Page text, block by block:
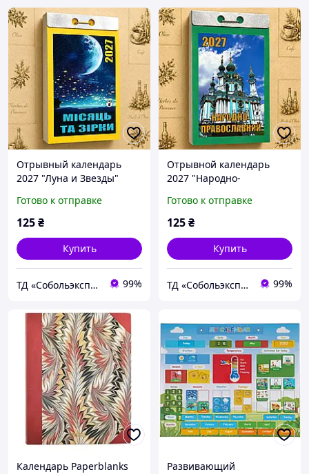
Отрывный календарь
2027 "Луна и Звезды"
украинский язык
Готово к отправке
125₴
Купить
ТД «Собольэкспресс» 99%
Отрывной календарь
2027 "Народно-
настенный, ежедневный,
украинский язык
Готово к отправке
125₴
Купить
ТД «Собольэкспресс» 99%
Календарь Paperblanks
Развивающий